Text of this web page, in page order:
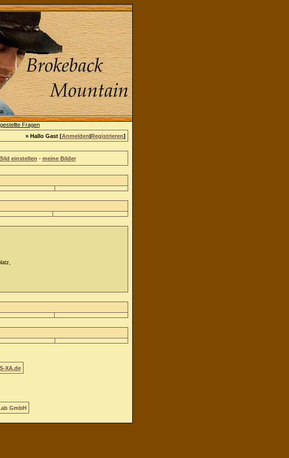
» Hallo Gast [Anmelden|Registrieren]
einstellen - meine Bilder
XA.de
GmbH